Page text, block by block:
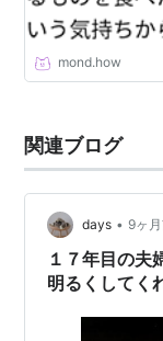
を払っている、だ
はず、とまで短絡
なかったのかな、
ュラン三ツ星とは
やろうじゃないか
mond.how
関連ブログ
days • 9ヶ
１７年目の夫
明るくしてく